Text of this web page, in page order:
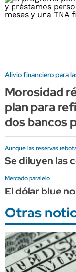
Alivio financiero para
Morosidad
plan para
dos bancos
Aunque las reservas
Se diluyen las
Mercado paralelo
El dólar blue
Otras